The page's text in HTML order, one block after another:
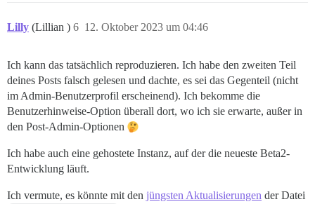
Lilly (Lillian ) 12. Oktober 2023 um 04:46
6
Ich kann das tatsächlich reproduzieren. Ich habe den zweiten Teil
deines Posts falsch gelesen und dachte, es sei das Gegenteil (nicht
im Admin-Benutzerprofil erscheinend). Ich bekomme die
Benutzerhinweise-Option überall dort, wo ich sie erwarte, außer in
den Post-Admin-Optionen
Ich habe auch eine gehostete Instanz, auf der die neueste Beta2-
Entwicklung läuft.
Ich vermute, es könnte mit den jüngsten Aktualisierungen der Datei